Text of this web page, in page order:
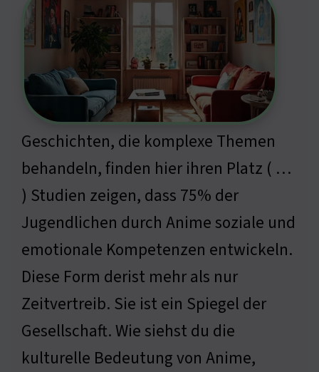
Geschichten, die komplexe Themen
behandeln, finden hier ihren Platz ( …
) Studien zeigen, dass 75% der
Jugendlichen durch Anime soziale und
emotionale Kompetenzen entwickeln.
Diese Form derist mehr als nur
Zeitvertreib. Sie ist ein Spiegel der
Gesellschaft. Wie siehst du die
kulturelle Bedeutung von Anime,